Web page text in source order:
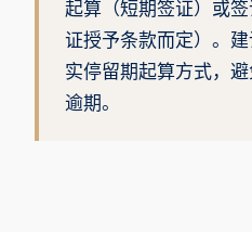
起算（短期签证）或
证授予条款而定）。
实停留期起算方式，
逾期。